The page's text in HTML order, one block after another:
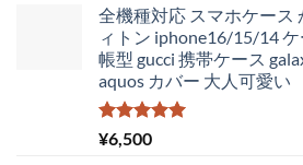
全機種対応 スマホケース
ィトン iphone16/15/14
帳型 gucci 携帯ケース
aquos カバー 大人可愛い
5段階中
5.00
¥6,500